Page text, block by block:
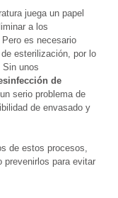
juega un papel
a los
es necesario
esterilización, por lo
Sin unos
de
serio problema de
de envasado y
de estos procesos,
prevenirlos para evitar